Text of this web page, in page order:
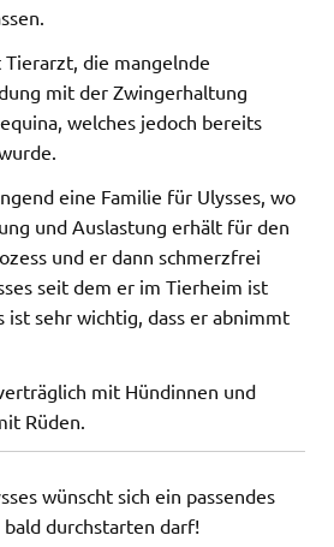
die mangelnde
mit der Zwingerhaltung
welches jedoch bereits
eine Familie für Ulysses, wo
und Auslastung erhält für den
und er dann schmerzfrei
seit dem er im Tierheim ist
ist sehr wichtig, dass er abnimmt
mit Hündinnen und
Rüden.
wünscht sich ein passendes
bald durchstarten darf!